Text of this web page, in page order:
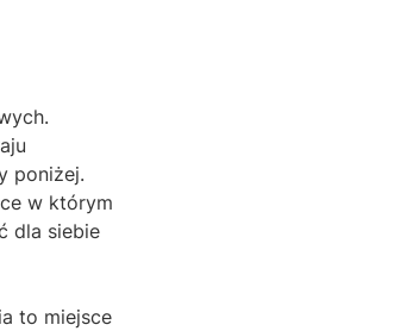
poniżej.
w którym
dla siebie
to miejsce